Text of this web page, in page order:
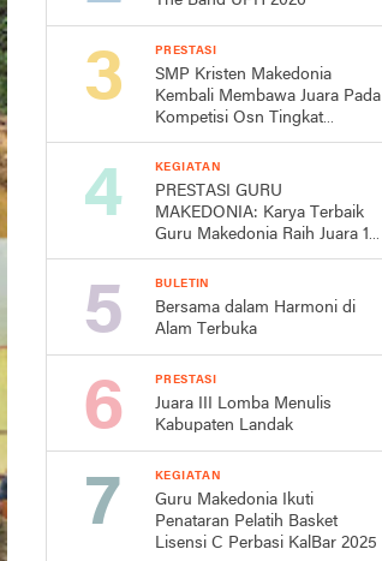
PRESTASI
SMP Kristen Makedonia
Kembali Membawa Juara Pada
Kompetisi Osn Tingkat
Kecamatan Dan Kabupaten
KEGIATAN
PRESTASI GURU
MAKEDONIA: Karya Terbaik
Guru Makedonia Raih Juara 1
Lomba Cipta Lagu Mars
Kabupaten Landak Dalam
Rangka HUT Pemda Landak
ke-26
BULETIN
Bersama dalam Harmoni di
Alam Terbuka
PRESTASI
Juara III Lomba Menulis
Kabupaten Landak
KEGIATAN
Guru Makedonia Ikuti
Penataran Pelatih Basket
Lisensi C Perbasi KalBar 2025